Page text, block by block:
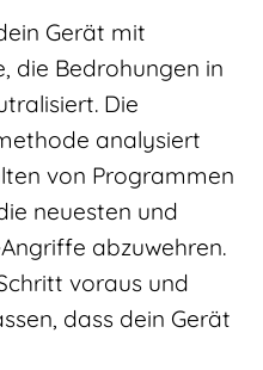
Gerät mit
die Bedrohungen in
Die
analysiert
von Programmen
neuesten und
abzuwehren.
voraus und
dass dein Gerät